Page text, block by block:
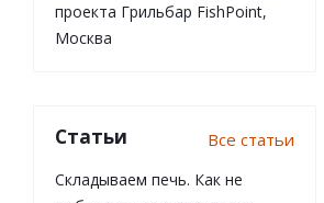
проекта Грильбар FishPoint,
Москва
Статьи Все статьи
Складываем печь. Как не